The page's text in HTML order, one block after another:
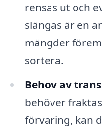
rensas ut och
slängas är en
mängder
sortera.
Behov av
behöver
förvaring, kan